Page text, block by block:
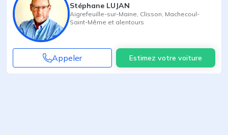
Stéphane LUJAN
Aigrefeuille-sur-Maine Clisson Machecoul-
Saint-Même et alentours
Appeler Estimez votre voiture